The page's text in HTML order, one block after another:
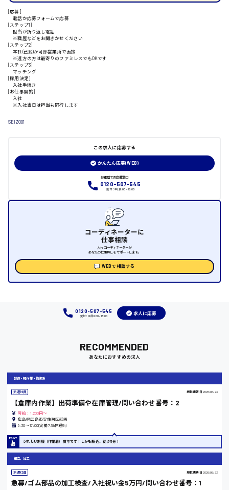
山口県
大竹市
三次市
三原市
竹原市
熊本県
日給制すべて
時給1300円〜
[応募]
電話か応募フォームで応募
[ステップ1]
担当が折り返し電話
※職歴などをお聞きかせください
[ステップ2]
本社(己斐)か可部営業所で面接
※遠方の方は最寄りのファミレスでもOKです
[ステップ3]
マッチング
[採用決定]
入社手続き
[お仕事開始]
入社
※入社当日は担当も同行します
SEIZO01
この求人に応募する
かんたん応募(WEB)
お電話での応募窓口
0120-507-545
受付：平日9:00 - 18:00
コーディネーターに
仕事相談
人材コーディネーターが
あなたの仕事探しをサポートします。
WEBで相談する
0120-507-545
受付：平日9:00 - 18:00
求人に応募
RECOMMENDED
あなたにおすすめの求人
製造・軽作業・物流系
派遣社員 掲載更新日 2026/06/23
【倉庫内作業】出荷準備や在庫管理/問い合わせ番号：2
時給：1,200円～
広島県広島市安佐南区祇園
8:30〜17:00(実働7.5h休憩1h)
うれしい制服（作業着）貸与です！しかも駅近、徒歩5分！
組立、加工
派遣社員 掲載更新日 2026/06/23
急募/ゴム部品の加工検査/入社祝い金5万円/問い合わせ番号：1